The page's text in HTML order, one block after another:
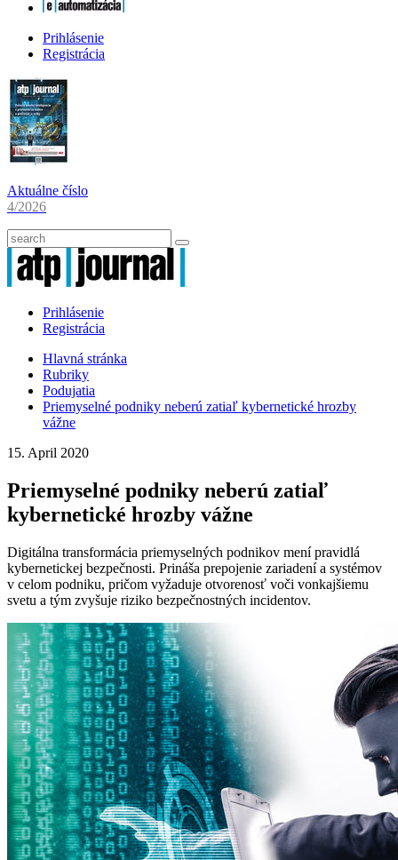
Prihlásenie
Registrácia
Aktuálne číslo
4/2026
Prihlásenie
Registrácia
Hlavná stránka
Rubriky
Podujatia
Priemyselné podniky neberú zatiaľ kybernetické hrozby
vážne
15. April 2020
Priemyselné podniky neberú zatiaľ
kybernetické hrozby vážne
Digitálna transformácia priemyselných podnikov mení pravidlá
kybernetickej bezpečnosti. Prináša prepojenie zariadení a systémov
v celom podniku, pričom vyžaduje otvorenosť voči vonkajšiemu
svetu a tým zvyšuje riziko bezpečnostných incidentov.